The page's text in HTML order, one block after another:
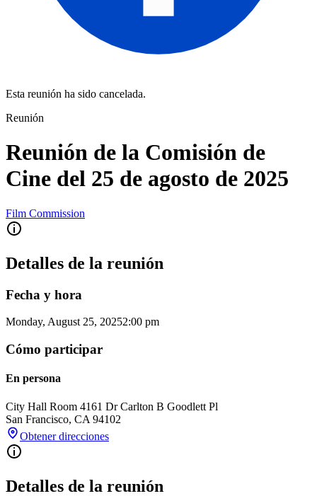
Esta reunión ha sido cancelada.
Reunión
Reunión de la Comisión de
Cine del 25 de agosto de 2025
Film Commission
Detalles de la reunión
Fecha y hora
Monday, August 25, 20252:00 pm
Cómo participar
En persona
City Hall Room 4161 Dr Carlton B Goodlett Pl
San Francisco, CA 94102
Obtener direcciones
Detalles de la reunión